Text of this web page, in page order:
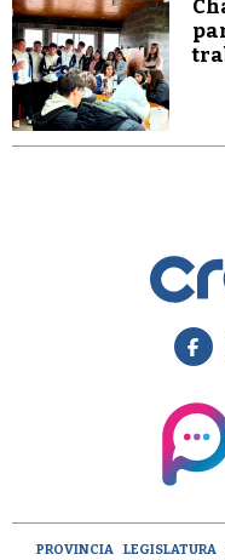
PROVINCIA LEGISLATURA